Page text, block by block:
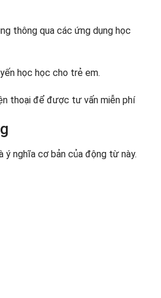
thông qua các ứng dụng học
học học cho trẻ em.
thoại để được tư vấn miễn phí
nghĩa cơ bản của động từ này.